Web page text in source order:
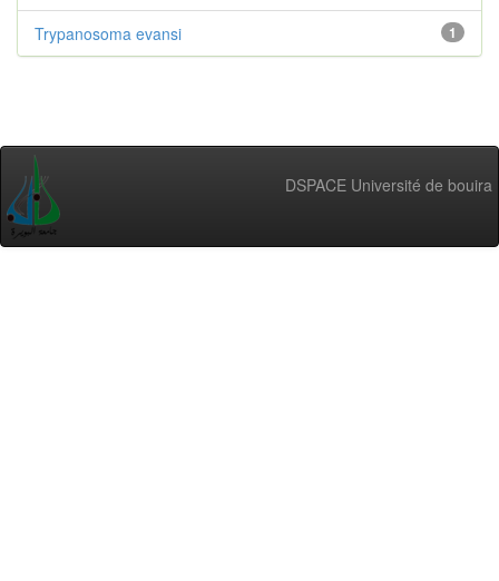
1
Trypanosoma evansi
DSPACE Université de bouira